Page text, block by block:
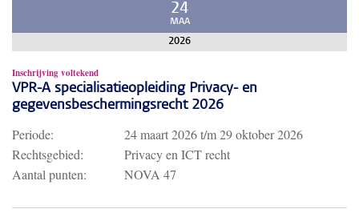
24
MAA
2026
Inschrijving voltekend
VPR-A specialisatieopleiding Privacy- en
gegevensbeschermingsrecht 2026
Periode: 24 maart 2026t/m29 oktober 2026
Rechtsgebied:
Privacy en ICT recht
Aantal punten:
NOVA 47